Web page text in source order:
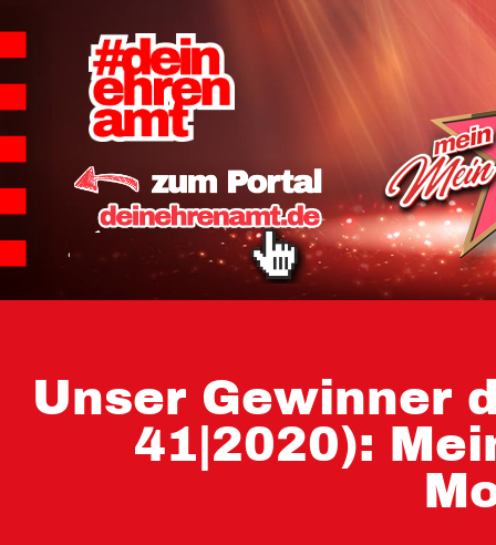
Hauptnavigation
Homepage |
Impressum
Datenschutz
Unser Gewinner
41|2020):